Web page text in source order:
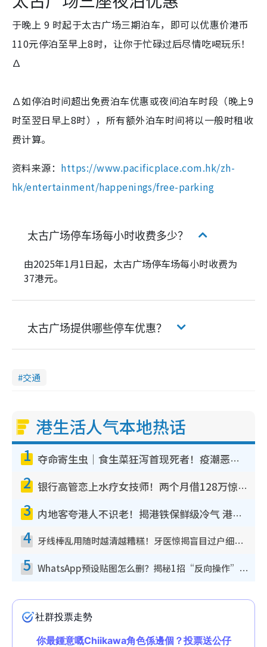
于晚上 9 时起于太古广场三期泊车，即可以优惠价港币
110元停泊至早上8时，让你于忙碌过后尽情吃喝玩乐！
∆
∆如停泊时间超出免费泊车优惠或夜间泊车时段（晚上9
时至翌日早上8时），所有额外泊车时间将以一般时租收
费计算。
资料来源： https://www.pacificplace.com.hk/zh-
hk/entertainment/happenings/free-parking
太古广场停车场每小时收费多少？
由2025年1月1日起，太古广场停车场每小时收费为
37港元。
太古广场提供哪些停车优惠？
交通
港生活人气本地热话
1 夺命寄生虫｜食生菜狂泻首现死者！疫潮恶化录1.8万宗病例 揭洗菜3大谬误
2 银行高管恋上水疗女技师！两个月借128万惊觉“沉船”沉落火海 揭背后疑似邪教操控卖淫
3 内地客夸港人不识老！揭港铁保鲜级冷气 港人求放过：别投诉
4 牙线棒乱用随时越清越糟糕！牙医惊揭盲目过户细菌恐致蛀牙：这种才是日常真保养
5 WhatsApp预设贴图怎么删？揭秘1招“反向操作”还原简洁界面 附3步实测教程